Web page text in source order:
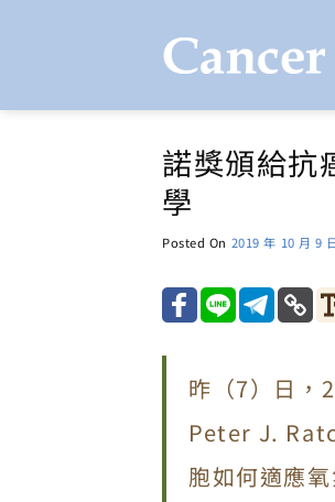
諾獎頒給抗
學
Posted On 2019 年 10 月 9
昨（7）日
Peter J.
胞如何適應